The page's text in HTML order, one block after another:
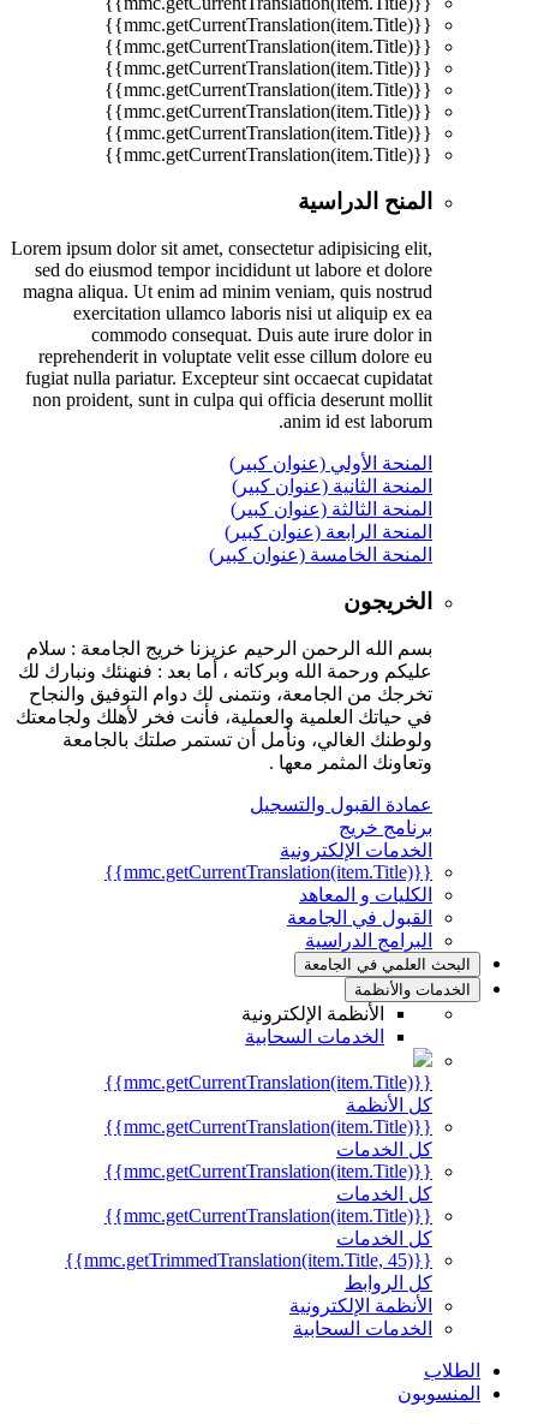
{{mmc.getCurrentTranslation(item.Title)}}
{{mmc.getCurrentTranslation(item.Title)}}
{{mmc.getCurrentTranslation(item.Title)}}
{{mmc.getCurrentTranslation(item.Title)}}
{{mmc.getCurrentTranslation(item.Title)}}
{{mmc.getCurrentTranslation(item.Title)}}
{{mmc.getCurrentTranslation(item.Title)}}
المنح الدراسية
Lorem ipsum dolor sit amet, consectetur adipisicing elit,
sed do eiusmod tempor incididunt ut labore et dolore
magna aliqua. Ut enim ad minim veniam, quis nostrud
exercitation ullamco laboris nisi ut aliquip ex ea
commodo consequat. Duis aute irure dolor in
reprehenderit in voluptate velit esse cillum dolore eu
fugiat nulla pariatur. Excepteur sint occaecat cupidatat
non proident, sunt in culpa qui officia deserunt mollit
anim id est laborum.
المنحة الأولي (عنوان كبير)
المنحة الثانية (عنوان كبير)
المنحة الثالثة (عنوان كبير)
المنحة الرابعة (عنوان كبير)
المنحة الخامسة (عنوان كبير)
الخريجون
بسم الله الرحمن الرحيم عزيزنا خريج الجامعة : سلام
عليكم ورحمة الله وبركاته ، أما بعد : فنهنئك ونبارك لك
تخرجك من الجامعة، ونتمنى لك دوام التوفيق والنجاح
في حياتك العلمية والعملية، فأنت فخر لأهلك ولجامعتك
ولوطنك الغالي، ونأمل أن تستمر صلتك بالجامعة
وتعاونك المثمر معها .
عمادة القبول والتسجيل
برنامج خريج
الخدمات الإلكترونية
{{mmc.getCurrentTranslation(item.Title)}}
الكليات و المعاهد
القبول في الجامعة
البرامج الدراسية
البحث العلمي في الجامعة
الخدمات والأنظمة
الأنظمة الإلكترونية
الخدمات السحابية
{{mmc.getCurrentTranslation(item.Title)}}
كل الأنظمة
{{mmc.getCurrentTranslation(item.Title)}}
كل الخدمات
{{mmc.getCurrentTranslation(item.Title)}}
كل الخدمات
{{mmc.getCurrentTranslation(item.Title)}}
كل الخدمات
{{mmc.getTrimmedTranslation(item.Title, 45)}}
كل الروابط
الأنظمة الإلكترونية
الخدمات السحابية
الطلاب
المنسوبون